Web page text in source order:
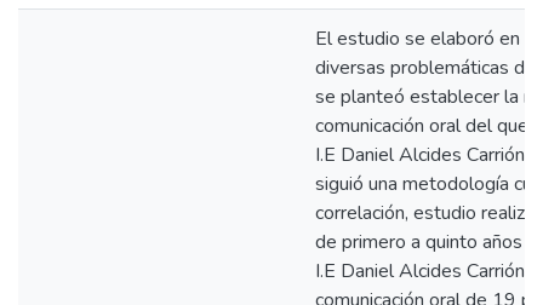
El estudio se elaboró en
diversas problemáticas
se planteó establecer la
comunicación oral del
I.E Daniel Alcides
siguió una metodología
correlación, estudio
de primero a quinto años
I.E Daniel Alcides Carrión.